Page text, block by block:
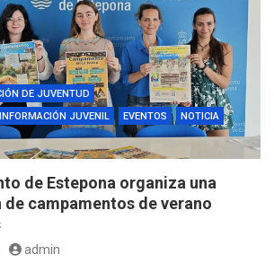
DE JUVENTUD
JUVENIL
EVENTOS
NOTICIA
de Estepona organiza una
de campamentos de verano
admin